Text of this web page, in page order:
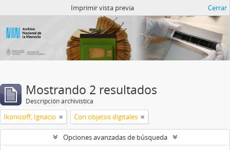
Imprimir vista previa Cerrar
Mostrando 2 resultados
Descripción archivística
Ikonicoff, Ignacio Con objetos digitales
Opciones avanzadas de búsqueda